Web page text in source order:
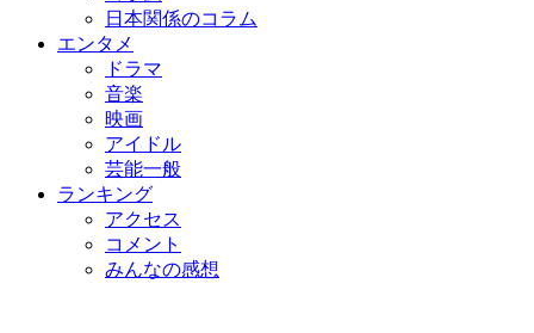
日本関係のコラム
エンタメ
ドラマ
音楽
映画
アイドル
芸能一般
ランキング
アクセス
コメント
みんなの感想